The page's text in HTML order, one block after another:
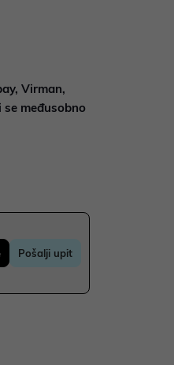
Virman,
međusobno
Pošalji upit